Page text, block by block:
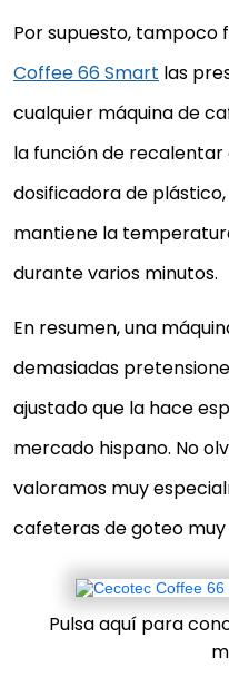
Por supuesto, tampoco
Coffee 66 Smart las
cualquier máquina de
la función de
dosificadora de
mantiene la
durante varios minutos.
En resumen, una
demasiadas
ajustado que la hace
mercado hispano. No
valoramos muy
cafeteras de goteo
Pulsa aquí para